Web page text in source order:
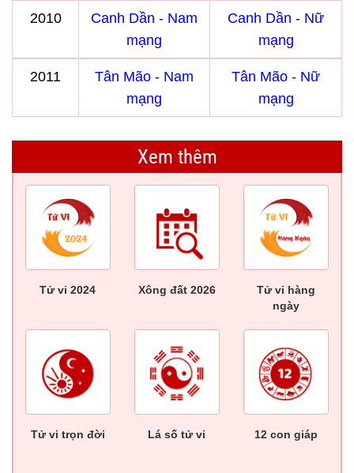
2010
Canh Dần - Nam
mạng
Canh Dần - Nữ
mạng
2011
Tân Mão - Nam
mạng
Tân Mão - Nữ
mạng
Xem thêm
Tử vi 2024 Xông đất 2026
Tử vi hàng
ngày
Tử vi trọn đời Lá số tử vi 12 con giáp